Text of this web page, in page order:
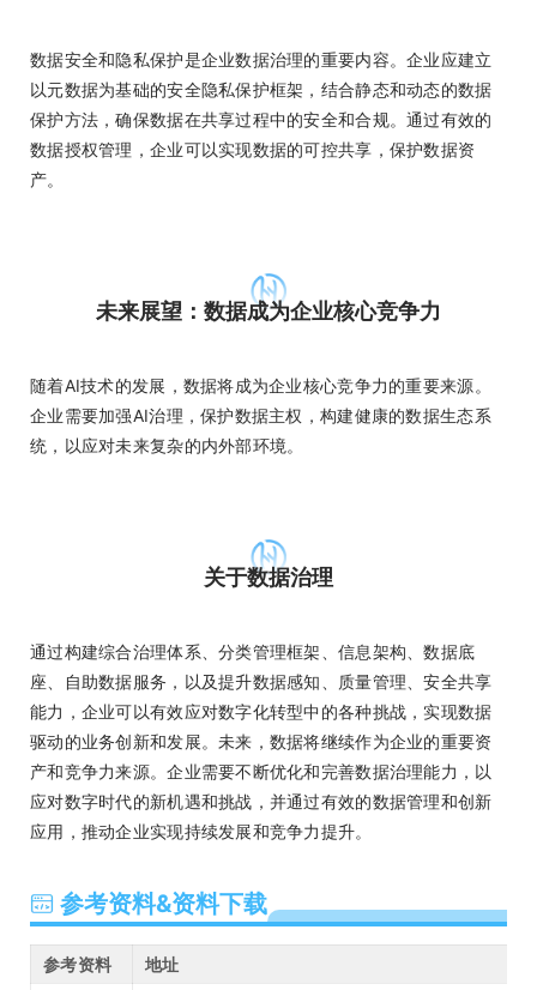
数据安全和隐私保护是企业数据治理的重要内容。企业应建立
以元数据为基础的安全隐私保护框架，结合静态和动态的数据
保护方法，确保数据在共享过程中的安全和合规。通过有效的
数据授权管理，企业可以实现数据的可控共享，保护数据资
产。
未来展望：数据成为企业核心竞争力
随着AI技术的发展，数据将成为企业核心竞争力的重要来源。
企业需要加强AI治理，保护数据主权，构建健康的数据生态系
统，以应对未来复杂的内外部环境。
关于数据治理
通过构建综合治理体系、分类管理框架、信息架构、数据底
座、自助数据服务，以及提升数据感知、质量管理、安全共享
能力，企业可以有效应对数字化转型中的各种挑战，实现数据
驱动的业务创新和发展。未来，数据将继续作为企业的重要资
产和竞争力来源。企业需要不断优化和完善数据治理能力，以
应对数字时代的新机遇和挑战，并通过有效的数据管理和创新
应用，推动企业实现持续发展和竞争力提升。
参考资料&资料下载
参考资料
地址